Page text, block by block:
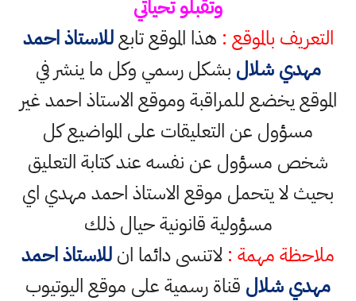
وتقبلو تحياتي
التعريف بالموقع : هذا الموقع تابعللاستاذ احمد
مهدي شلال بشكل رسمي وكل ما ينشر في
الموقع يخضع للمراقبة وموقع الاستاذ احمد غير
مسؤول عن التعليقات على المواضيع كل
شخص مسؤول عن نفسه عند كتابة التعليق
بحيث لا يتحمل موقع الاستاذ احمد مهدي اي
مسؤولية قانونية حيال ذلك
ملاحظة مهمة : لاتنسى دائما انللاستاذ احمد
مهدي شلال قناة رسمية على موقع اليوتيوب